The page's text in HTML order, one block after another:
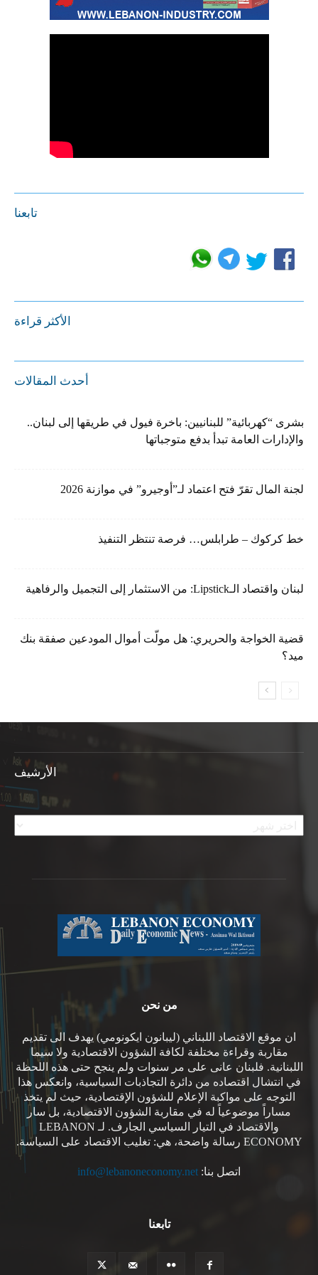
تابعنا
الأكثر قراءة
أحدث المقالات
بشرى “كهربائية” للبنانيين: باخرة فيول في طريقها إلى لبنان..
والإدارات العامة تبدأ بدفع متوجباتها
لجنة المال تقرّ فتح اعتماد لـ”أوجيرو” في موازنة 2026
خط كركوك – طرابلس… فرصة تنتظر التنفيذ
لبنان واقتصاد الـLipstick: من الاستثمار إلى التجميل والرفاهية
قضية الخواجة والحريري: هل مولّت أموال المودعين صفقة بنك
ميد؟
الأرشيف
الأرشيف
من نحن
ان موقع الاقتصاد اللبناني (ليبانون ايكونومي) يهدف الى تقديم
مقاربة وقراءة مختلفة لكافة الشؤون الاقتصادية ولا سيما
اللبنانية. فلبنان عانى على مر سنوات ولم ينجح حتى هذه اللحظة
في انتشال اقتصاده من دائرة التجاذبات السياسية، وانعكس هذا
التوجه على مواكبة الإعلام للشؤون الإقتصادية، حيث لم يتخذ
مساراً موضوعياً له في مقاربة الشؤون الاقتصادية، بل سار
والاقتصاد في التيار السياسي الجارف. لـ LEBANON
ECONOMY رسالة واضحة، هي: تغليب الاقتصاد على السياسة.
اتصل بنا: info@lebanoneconomy.net
تابعنا